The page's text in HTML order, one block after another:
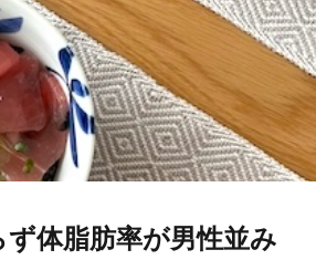
ず体脂肪率が男性並み